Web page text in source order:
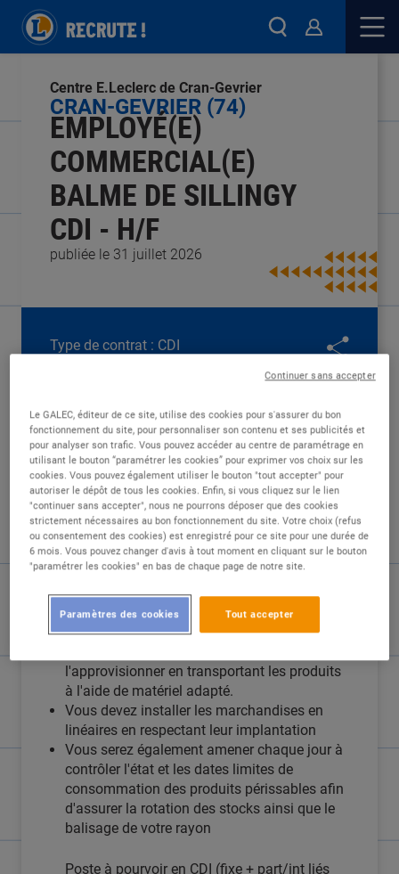
publiée le 31 juillet 2026
EMPLOYÉ(E)
COMMERCIAL(E)
BALME DE SILLINGY
CDI - H/F
CRAN-GEVRIER (74)
Centre E.Leclerc de Cran-Gevrier
Type de contrat : CDI
DESCRIPTION
Au sein du Leclerc EXPRESS de la Balme-de-
Sillingy et sous la responsabilité du
responsable,
Vous êtes le garant de l'aspect marchand du
l'approvisionner en transportant les produits
à l'aide de matériel adapté.
Vous devez installer les marchandises en
linéaires en respectant leur implantation
Vous serez également amener chaque jour à
contrôler l'état et les dates limites de
consommation des produits périssables afin
d'assurer la rotation des stocks ainsi que le
balisage de votre rayon
Poste à pourvoir en CDI (fixe + part/int liés
Le GALEC, éditeur de ce site, utilise des cookies pour s'assurer du bon
fonctionnement du site, pour personnaliser son contenu et ses publicités et
pour analyser son trafic. Vous pouvez accéder au centre de paramétrage en
utilisant le bouton “paramétrer les cookies” pour exprimer vos choix sur les
cookies. Vous pouvez également utiliser le bouton "tout accepter" pour
autoriser le dépôt de tous les cookies. Enfin, si vous cliquez sur le lien
"continuer sans accepter", nous ne pourrons déposer que des cookies
strictement nécessaires au bon fonctionnement du site. Votre choix (refus
ou consentement des cookies) est enregistré pour ce site pour une durée de
6 mois. Vous pouvez changer d'avis à tout moment en cliquant sur le bouton
"paramétrer les cookies" en bas de chaque page de notre site.
Tout accepter
Paramètres des cookies
Continuer sans accepter